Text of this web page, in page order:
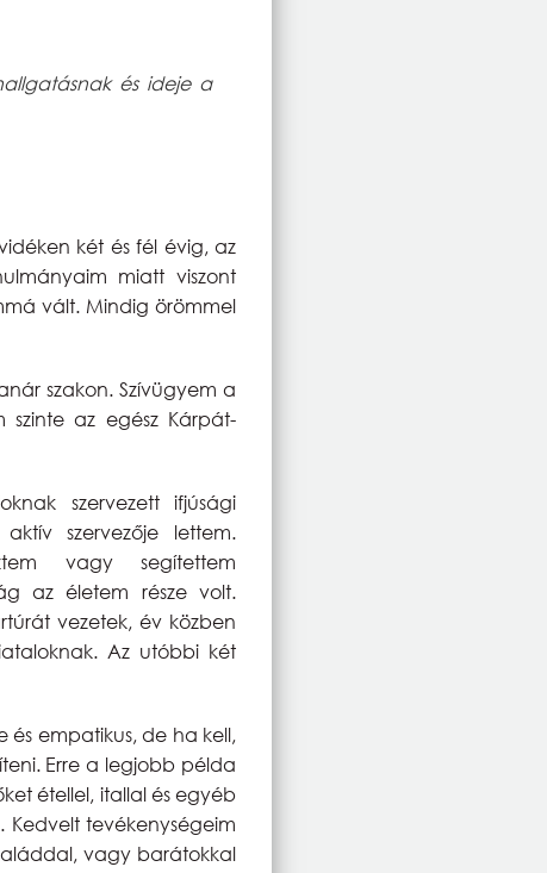
és ideje a
két és fél évig, az
miatt viszont
vált. Mindig örömmel
szakon. Szívügyem a
szinte az egész Kárpát-
szervezett ifjúsági
szervezője lettem.
vagy segítettem
az életem része volt.
vezetek, év közben
Az utóbbi két
és empatikus, de ha kell,
Erre a legjobb példa
étellel, itallal és egyéb
Kedvelt tevékenységeim
vagy barátokkal